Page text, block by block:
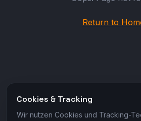
Return to
Cookies & Tracking
Wir nutzen Cookies und Tracking-